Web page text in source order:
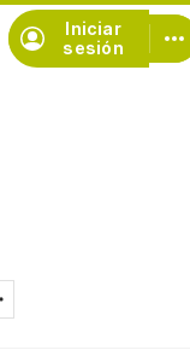
Iniciar
sesión